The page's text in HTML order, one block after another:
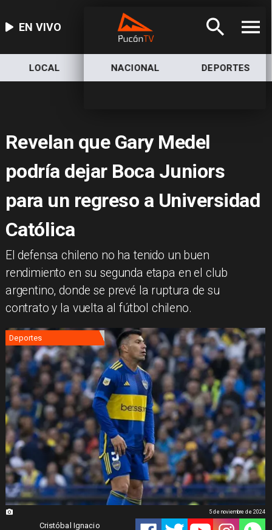
EN VIVO
LOCAL NACIONAL DEPORTES
Revelan que Gary Medel
podría dejar Boca Juniors
para un regreso a Universidad
Católica
​El defensa chileno no ha tenido un buen
rendimiento en su segunda etapa en el club
argentino, donde se prevé la ruptura de su
contrato y la vuelta al fútbol chileno.
Deportes
Cristóbal Ignacio
5 de noviembre de 2024